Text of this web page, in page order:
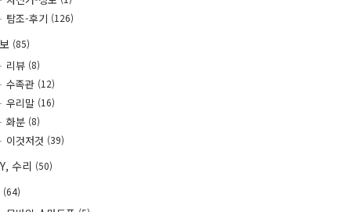
탐조-후기 (126)
(85)
리뷰 (8)
수족관 (12)
우리말 (16)
화분 (8)
이것저것 (39)
수리 (50)
(64)